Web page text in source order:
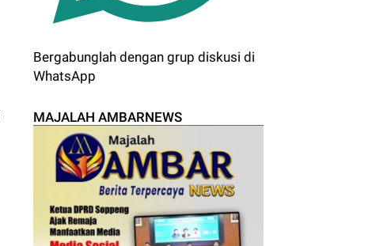
Bergabunglah dengan grup diskusi di
WhatsApp
MAJALAH AMBARNEWS